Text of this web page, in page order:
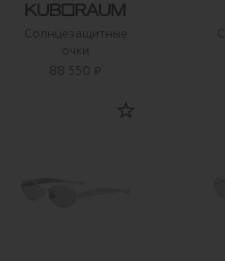
Солнцезащитные
очки
88 550 ₽